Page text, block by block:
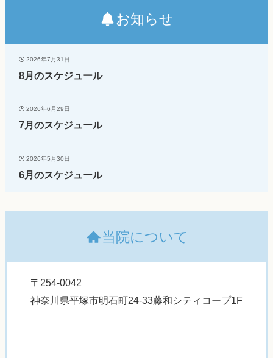
お知らせ
2026年7月31日
8月のスケジュール
2026年6月29日
7月のスケジュール
2026年5月30日
6月のスケジュール
当院について
〒254-0042
神奈川県平塚市明石町24-33藤和シティコープ1F